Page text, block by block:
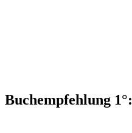
Buchempfehlung 1°: